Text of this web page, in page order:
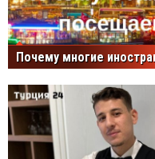
Почему многие